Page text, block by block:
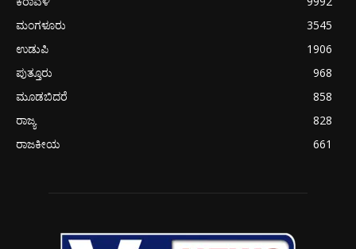
ಮಂಗಳೂರು
3545
ಉಡುಪಿ
1906
ಪುತ್ತೂರು
968
ಮೂಡಬಿದರೆ
858
ರಾಜ್ಯ
828
ರಾಜಕೀಯ
661